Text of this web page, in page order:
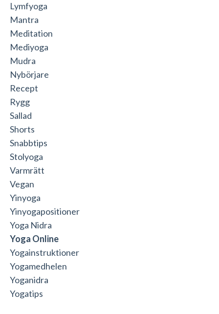
Lymfyoga
Mantra
Meditation
Mediyoga
Mudra
Nybörjare
Recept
Rygg
Sallad
Shorts
Snabbtips
Stolyoga
Varmrätt
Vegan
Yinyoga
Yinyogapositioner
Yoga Nidra
Yoga Online
Yogainstruktioner
Yogamedhelen
Yoganidra
Yogatips